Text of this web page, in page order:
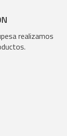
realizamos